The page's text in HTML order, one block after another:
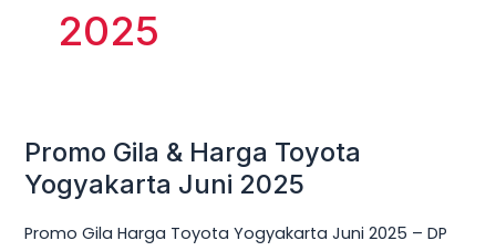
2025
Promo Gila & Harga Toyota
Yogyakarta Juni 2025
Promo Gila Harga Toyota Yogyakarta Juni 2025 – DP
Promo
Gila
Harga